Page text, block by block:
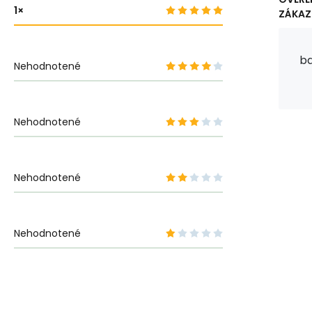
1
Nehodnotené
Nehodnotené
Nehodnotené
Nehodnotené